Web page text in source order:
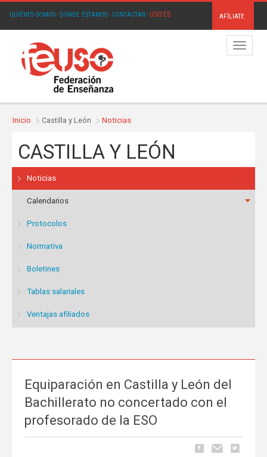
QUIÉNES SOMOS· DÓNDE ESTAMOS· CONTACTAR· USO.ES AFÍLIATE
Menú
Inicio Castilla y León Noticias
CASTILLA Y LEÓN
Noticias
Calendarios
Protocolos
Normativa
Boletines
Tablas salariales
Ventajas afiliados
Equiparación en Castilla y León del
Bachillerato no concertado con el
profesorado de la ESO